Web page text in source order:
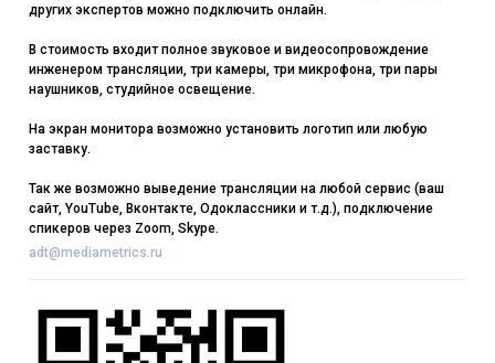
других экспертов можно подключить онлайн.
В стоимость входит полное звуковое и видеосопровождение
инженером трансляции, три камеры, три микрофона, три пары
наушников, студийное освещение.
На экран монитора возможно установить логотип или любую
заставку.
Так же возможно выведение трансляции на любой сервис (ваш
сайт, YouTube, Вконтакте, Одоклассники и т.д.), подключение
спикеров через Zoom, Skype.
adt@mediametrics.ru